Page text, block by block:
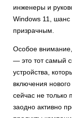
инженеры и
Windows 11, шанс
призрачным.
Особое
— это тот самый
устройства,
включения
сейчас не только
заодно активно